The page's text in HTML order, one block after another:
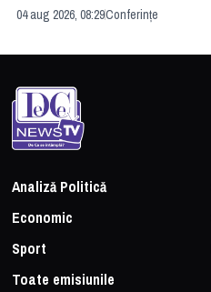
04 aug 2026, 08:29Conferințe
Analiză Politică
Economic
Sport
Toate emisiunile